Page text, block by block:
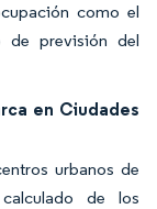
como el
de previsión del
en Ciudades
urbanos de
de los